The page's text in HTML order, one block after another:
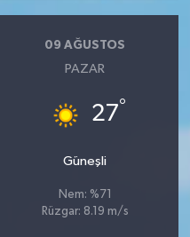
09 AĞUSTOS
PAZAR
27°
Güneşli
Nem: %71
Rüzgar: 8.19 m/s